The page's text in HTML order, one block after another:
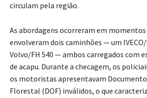
circulam pela região.
As abordagens ocorreram em
envolveram dois caminhões — um IVECO/
Volvo/FH 540 — ambos carregados com
de acapu. Durante a checagem, os
os motoristas apresentavam
Florestal (DOF) inválidos, o que